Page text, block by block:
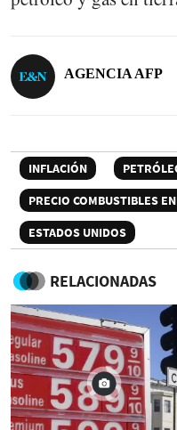
AGENCIA AFP
INFLACIÓN
PRECIO COMBUSTIBLES
ESTADOS UNIDOS
RELACIONADAS